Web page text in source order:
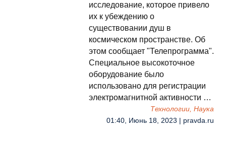
исследование, которое привело
их к убеждению о
существовании душ в
космическом пространстве. Об
этом сообщает "Телепрограмма".
Специальное высокоточное
оборудование было
использовано для регистрации
электромагнитной активности …
Технологии, Наука
01:40, Июнь 18, 2023 | pravda.ru